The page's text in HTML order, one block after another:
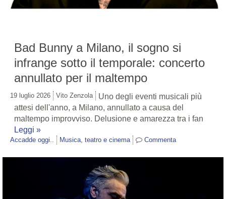
Bad Bunny a Milano, il sogno si
infrange sotto il temporale: concerto
annullato per il maltempo
19 luglio 2026 Vito Zenzola
Uno degli eventi musicali più
attesi dell'anno, a Milano, annullato a causa del
maltempo improvviso. Delusione e amarezza tra i fan
Leggi »
Accadde oggi.. Musica, teatro e cinema Commenta